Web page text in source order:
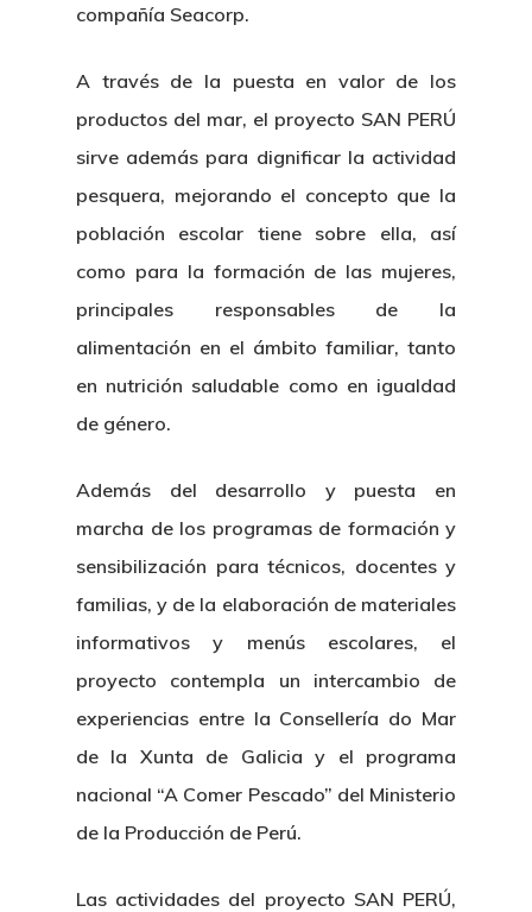
compañía Seacorp.
A través de la puesta en valor de los
productos del mar, el proyecto SAN PERÚ
sirve además para dignificar la actividad
pesquera, mejorando el concepto que la
población escolar tiene sobre ella, así
como para la formación de las mujeres,
principales responsables de la
alimentación en el ámbito familiar, tanto
en nutrición saludable como en igualdad
de género.
Además del desarrollo y puesta en
marcha de los programas de formación y
sensibilización para técnicos, docentes y
familias, y de la elaboración de materiales
informativos y menús escolares, el
proyecto contempla un intercambio de
experiencias entre la Consellería do Mar
de la Xunta de Galicia y el programa
nacional “A Comer Pescado” del Ministerio
de la Producción de Perú.
Las actividades del proyecto SAN PERÚ,